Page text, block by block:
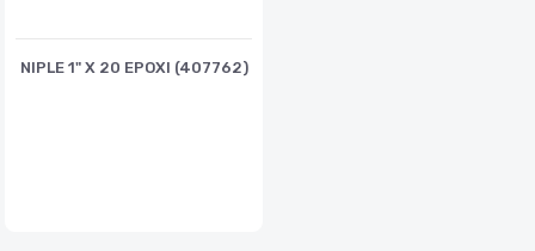
NIPLE 1" X 20 EPOXI (407762)